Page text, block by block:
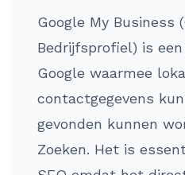
Google My Business
Bedrijfsprofiel) is
Google waarmee
contactgegevens
gevonden kunnen
Zoeken. Het is